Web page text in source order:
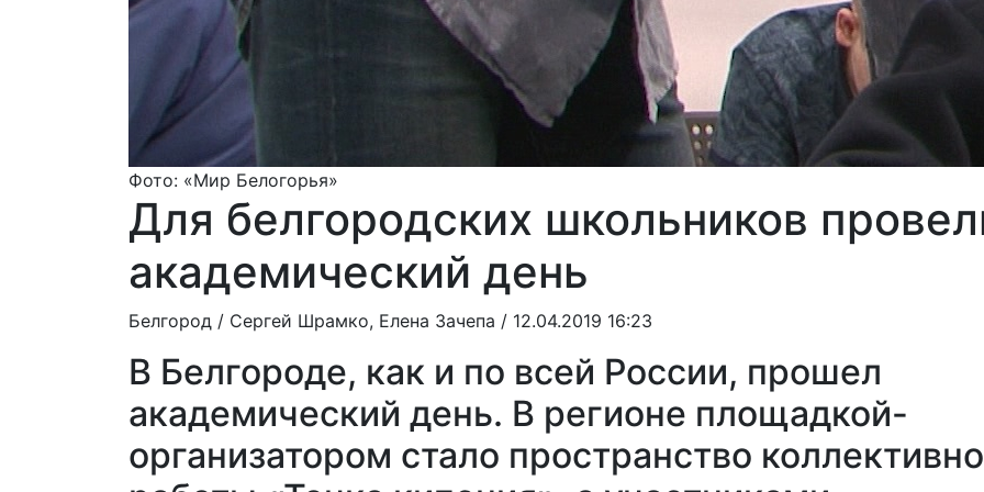
Фото: «Мир Белогорья»
Для белгородских школьников
академический день
Белгород / Сергей Шрамко, Елена Зачепа / 12.04.2019 16:23
В Белгороде, как и по всей России, прошел
академический день. В регионе площадкой-
организатором стало пространство